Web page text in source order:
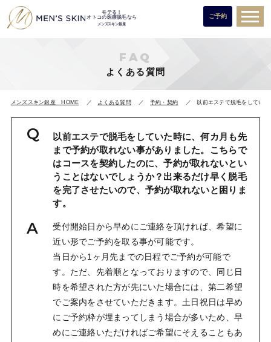
モテる！
オトコの医療脱毛なら
メンズスキン銀座
ご予約
FAQ
よくある質問
メンズスキン銀座 HOME よくある質問 予約・契約 以前エステで脱毛をしてい
以前エステで脱毛をしていた時に、何カ月も先
まで予約が取れない事がありました。こちらで
はコースを契約したのに、予約が取れないとい
うことはないでしょうか？出来るだけ早く脱毛
を完了させたいので、予約が取れないと困りま
す。
受付開始日から早めにご連絡を頂ければ、希望に
近い形でご予約を取る事が可能です。
当日から1ヶ月先までの日程でご予約が可能で
す。ただ、先着順となっておりますので、同じ日
時を希望された方が先にいた場合には、第二希望
でご案内をさせていただきます。土日祝日は早め
にご予約枠が埋まってしまう場合が多いため、早
めにご連絡いただければご希望にそえることもあ